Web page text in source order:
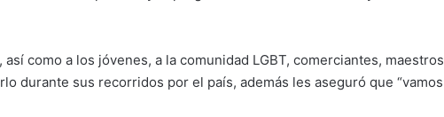
como a los jóvenes, a la comunidad LGBT, comerciantes, maestros
durante sus recorridos por el país, además les aseguró que “vamos